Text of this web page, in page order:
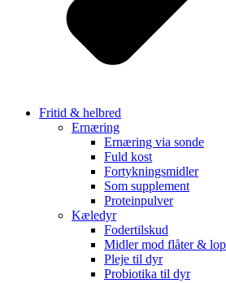
Fritid & helbred
Ernæring
Ernæring via sonde
Fuld kost
Fortykningsmidler
Som supplement
Proteinpulver
Kæledyr
Fodertilskud
Midler mod flåter &
Pleje til dyr
Probiotika til dyr